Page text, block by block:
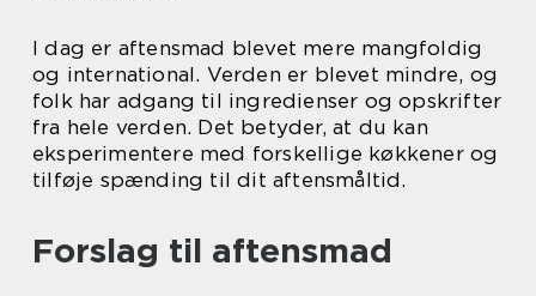
I dag er aftensmad blevet mere mangfoldig
og international. Verden er blevet mindre, og
folk har adgang til ingredienser og opskrifter
fra hele verden. Det betyder, at du kan
eksperimentere med forskellige køkkener og
tilføje spænding til dit aftensmåltid.
Forslag til aftensmad